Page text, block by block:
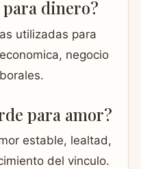
dinero?
utilizadas para
negocio
para amor?
estable, lealtad,
del vinculo.